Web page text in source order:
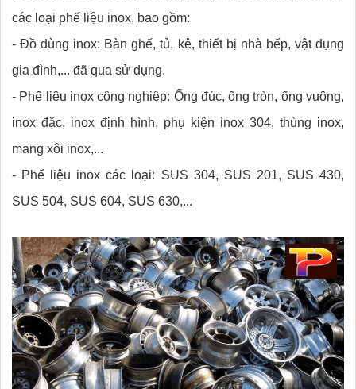
các loại phế liệu inox, bao gồm:
- Đồ dùng inox: Bàn ghế, tủ, kệ, thiết bị nhà bếp, vật dụng
gia đình,... đã qua sử dụng.
- Phế liệu inox công nghiệp: Ống đúc, ống tròn, ống vuông,
inox đặc, inox định hình, phụ kiện inox 304, thùng inox,
mang xôi inox,...
- Phế liệu inox các loại: SUS 304, SUS 201, SUS 430,
SUS 504, SUS 604, SUS 630,...